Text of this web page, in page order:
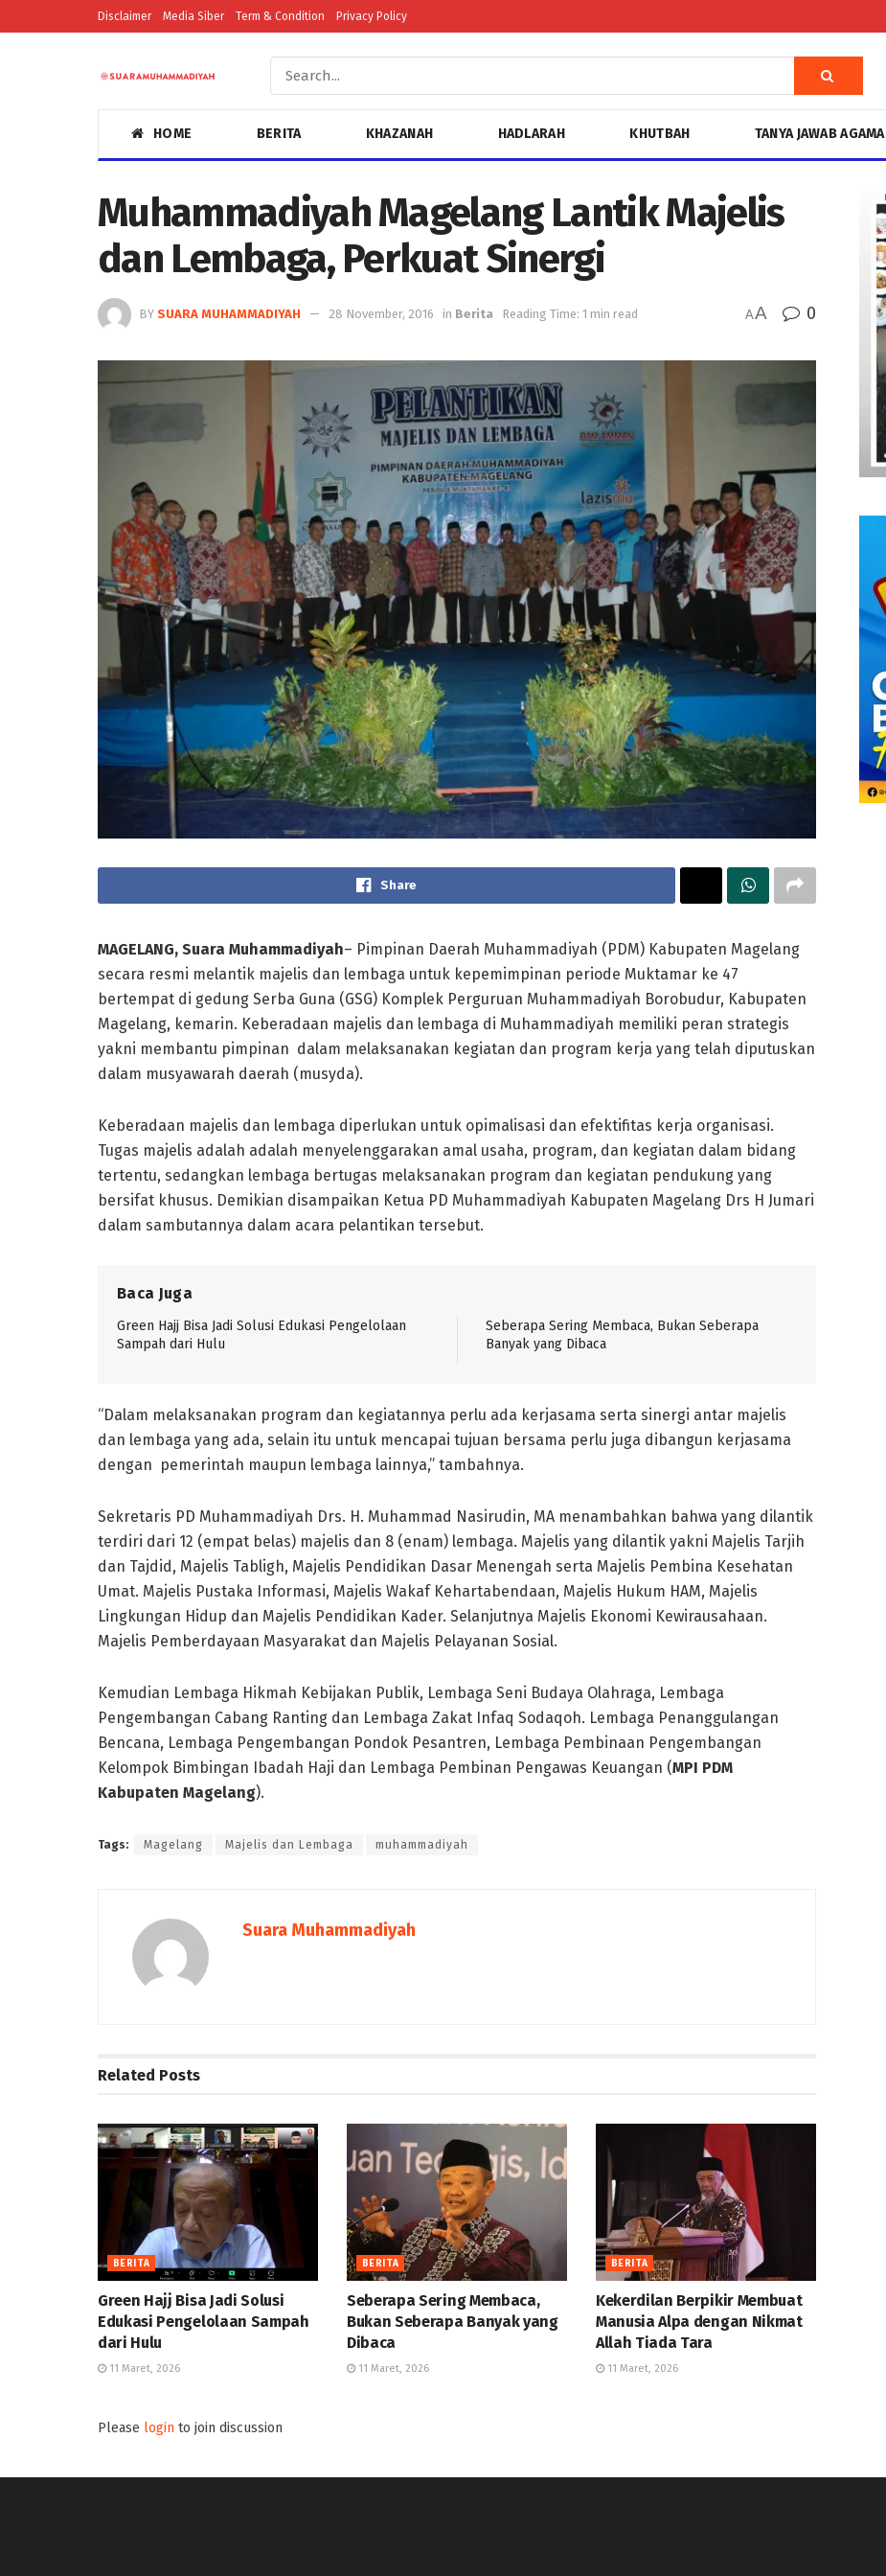
Disclaimer Media Siber Term & Condition Privacy Policy
HOME BERITA KHAZANAH HADLARAH KHUTBAH TANYA JAWAB AGAMA
Muhammadiyah Magelang Lantik Majelis
dan Lembaga, Perkuat Sinergi
BY SUARA MUHAMMADIYAH 28 November, 2016 in Berita Reading Time: 1 min read AA 0
Share
MAGELANG, Suara Muhammadiyah– Pimpinan Daerah Muhammadiyah (PDM) Kabupaten Magelang
secara resmi melantik majelis dan lembaga untuk kepemimpinan periode Muktamar ke 47
bertempat di gedung Serba Guna (GSG) Komplek Perguruan Muhammadiyah Borobudur, Kabupaten
Magelang, kemarin. Keberadaan majelis dan lembaga di Muhammadiyah memiliki peran strategis
yakni membantu pimpinan dalam melaksanakan kegiatan dan program kerja yang telah diputuskan
dalam musyawarah daerah (musyda).
Keberadaan majelis dan lembaga diperlukan untuk opimalisasi dan efektifitas kerja organisasi.
Tugas majelis adalah adalah menyelenggarakan amal usaha, program, dan kegiatan dalam bidang
tertentu, sedangkan lembaga bertugas melaksanakan program dan kegiatan pendukung yang
bersifat khusus. Demikian disampaikan Ketua PD Muhammadiyah Kabupaten Magelang Drs H Jumari
dalam sambutannya dalam acara pelantikan tersebut.
Baca Juga
Green Hajj Bisa Jadi Solusi Edukasi Pengelolaan
Sampah dari Hulu
Seberapa Sering Membaca, Bukan Seberapa
Banyak yang Dibaca
“Dalam melaksanakan program dan kegiatannya perlu ada kerjasama serta sinergi antar majelis
dan lembaga yang ada, selain itu untuk mencapai tujuan bersama perlu juga dibangun kerjasama
dengan pemerintah maupun lembaga lainnya,” tambahnya.
Sekretaris PD Muhammadiyah Drs. H. Muhammad Nasirudin, MA menambahkan bahwa yang dilantik
terdiri dari 12 (empat belas) majelis dan 8 (enam) lembaga. Majelis yang dilantik yakni Majelis Tarjih
dan Tajdid, Majelis Tabligh, Majelis Pendidikan Dasar Menengah serta Majelis Pembina Kesehatan
Umat. Majelis Pustaka Informasi, Majelis Wakaf Kehartabendaan, Majelis Hukum HAM, Majelis
Lingkungan Hidup dan Majelis Pendidikan Kader. Selanjutnya Majelis Ekonomi Kewirausahaan.
Majelis Pemberdayaan Masyarakat dan Majelis Pelayanan Sosial.
Kemudian Lembaga Hikmah Kebijakan Publik, Lembaga Seni Budaya Olahraga, Lembaga
Pengembangan Cabang Ranting dan Lembaga Zakat Infaq Sodaqoh. Lembaga Penanggulangan
Bencana, Lembaga Pengembangan Pondok Pesantren, Lembaga Pembinaan Pengembangan
Kelompok Bimbingan Ibadah Haji dan Lembaga Pembinan Pengawas Keuangan (MPI PDM
Kabupaten Magelang).
Tags: Magelang Majelis dan Lembaga muhammadiyah
Suara Muhammadiyah
Related Posts
BERITA
Green Hajj Bisa Jadi Solusi
Edukasi Pengelolaan Sampah
dari Hulu
11 Maret, 2026
BERITA
Seberapa Sering Membaca,
Bukan Seberapa Banyak yang
Dibaca
11 Maret, 2026
BERITA
Kekerdilan Berpikir Membuat
Manusia Alpa dengan Nikmat
Allah Tiada Tara
11 Maret, 2026
Please login to join discussion